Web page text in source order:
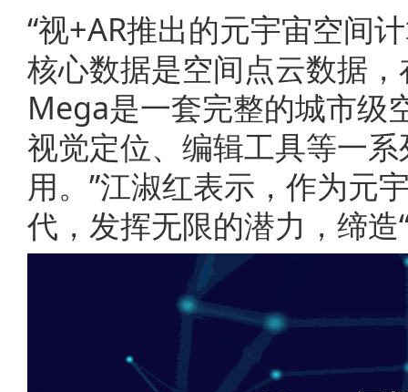
“视+AR推出的元宇宙空间
核心数据是空间点云数据
Mega是一套完整的城市级
视觉定位、编辑工具等一
用。”江淑红表示，作为元
代，发挥无限的潜力，缔造